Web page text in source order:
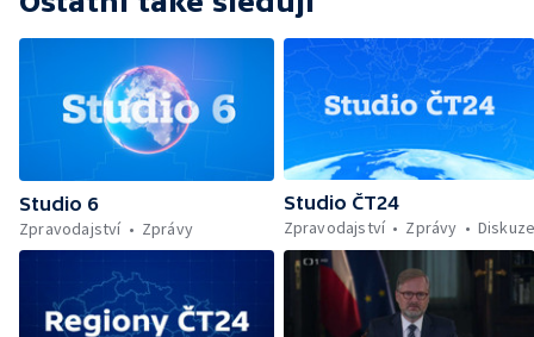
Německa; Telefonát Trumpa s Putinem — 190
Charitativní akce ADRAběh — Slavnosti
svobody v Plzni — Jak se americké plodiny
dostaly do Evropy — Markomania 2026 —
Norbertinské slavnosti ve Strahovském
Studio 6
Zpravodajství
Zprávy
Studio ČT24
Zpravodajství
Zprávy